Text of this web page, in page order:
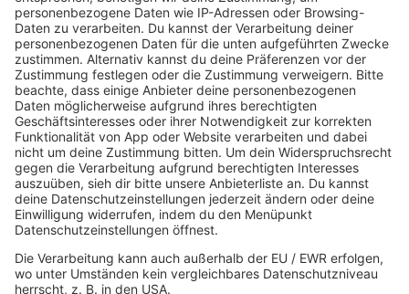
80s80s DANCE
80s80s DARK WAVE
80s80s DEPECHE MODE
80s80s DEUTSCH
80s80s DINNERPARTY
80s80s EBM
80s80s FREESTYLE
80s80s FUNK & SOUL
80s80s HIPHOP
80s80s IN THE MIX
80s80s ITALO DISCO
80s80s ITALO DISCO IN THE MIX
80s80s JACKSON
80s80s LIVE